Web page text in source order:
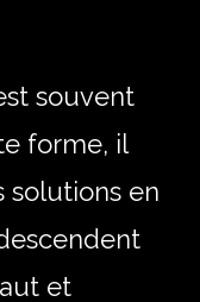
souvent
forme, il
solutions en
et